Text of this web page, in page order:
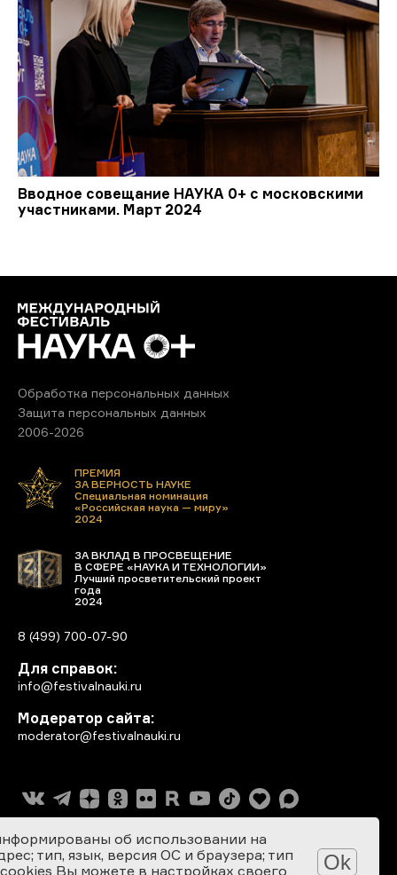
Вводное совещание НАУКА 0+ с московскими
участниками. Март 2024
Обработка персональных данных
Защита персональных данных
2006-2026
ПРЕМИЯ
ЗА ВЕРНОСТЬ НАУКЕ
Специальная номинация
«Российская наука — миру»
2024
ЗА ВКЛАД В ПРОСВЕЩЕНИЕ
В СФЕРЕ «НАУКА И ТЕХНОЛОГИИ»
Лучший просветительский проект
года
2024
8 (499) 700-07-90
Для справок:
info@festivalnauki.ru
Модератор сайта:
moderator@festivalnauki.ru
об использовании на
тип, язык, версия ОС и браузера; тип
Вы можете в настройках своего
Ok